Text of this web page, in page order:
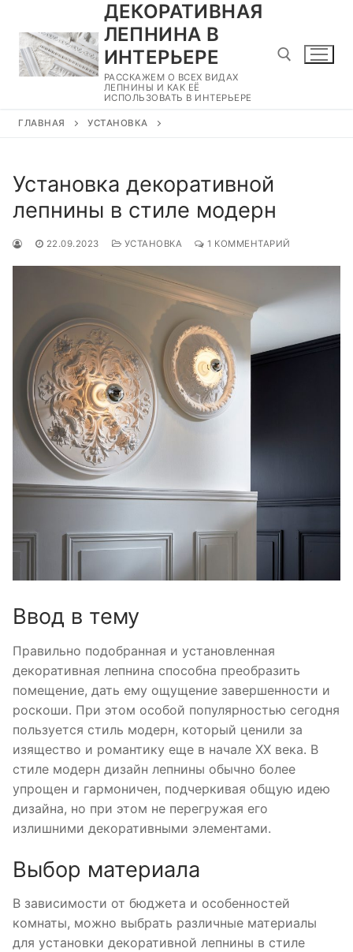
содержимому
ДЕКОРАТИВНАЯ
ЛЕПНИНА В
ИНТЕРЬЕРЕ
РАССКАЖЕМ О ВСЕХ ВИДАХ
ЛЕПНИНЫ И КАК ЕЁ
ИСПОЛЬЗОВАТЬ В ИНТЕРЬЕРЕ
ГЛАВНАЯ УСТАНОВКА
Установка декоративной
лепнины в стиле модерн
22.09.2023 УСТАНОВКА 1 КОММЕНТАРИЙ
Ввод в тему
Правильно подобранная и установленная
декоративная лепнина способна преобразить
помещение, дать ему ощущение завершенности и
роскоши. При этом особой популярностью сегодня
пользуется стиль модерн, который ценили за
изящество и романтику еще в начале XX века. В
стиле модерн дизайн лепнины обычно более
упрощен и гармоничен, подчеркивая общую идею
дизайна, но при этом не перегружая его
излишними декоративными элементами.
Выбор материала
В зависимости от бюджета и особенностей
комнаты, можно выбрать различные материалы
для установки декоративной лепнины в стиле